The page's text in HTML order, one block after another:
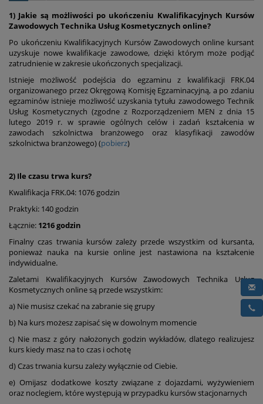
1) Jakie są możliwości po ukończeniu Kwalifikacyjnych Kursów
Zawodowych Technika Usług Kosmetycznych online?
Po ukończeniu Kwalifikacyjnych Kursów Zawodowych online kursant
uzyskuje nowe kwalifikacje zawodowe, dzięki którym może podjąć
zatrudnienie w zakresie ukończonych specjalizacji.
Istnieje możliwość podejścia do egzaminu z kwalifikacji FRK.04
organizowanego przez Okręgową Komisję Egzaminacyjną, a po zdaniu
egzaminów istnieje możliwość uzyskania tytułu zawodowego Technik
Usług Kosmetycznych (zgodne z Rozporządzeniem MEN z dnia 15
lutego 2019 r. w sprawie ogólnych celów i zadań kształcenia w
zawodach szkolnictwa branżowego oraz klasyfikacji zawodów
szkolnictwa branżowego) (pobierz)
2) Ile czasu trwa kurs?
Kwalifikacja FRK.04: 1076 godzin
Praktyki: 140 godzin
Łącznie: 1216 godzin
Finalny czas trwania kursów zależy przede wszystkim od kursanta,
ponieważ nauka na kursie online jest nastawiona na kształcenie
indywidualne.
Zaletami Kwalifikacyjnych Kursów Zawodowych Technika Usług
Kosmetycznych online są przede wszystkim:
a) Nie musisz czekać na zabranie się grupy
b) Na kurs możesz zapisać się w dowolnym momencie
c) Nie masz z góry nałożonych godzin wykładów, dlatego realizujesz
kurs kiedy masz na to czas i ochotę
d) Czas trwania kursu zależy wyłącznie od Ciebie.
e) Omijasz dodatkowe koszty związane z dojazdami, wyżywieniem
oraz noclegiem, które występują w przypadku kursów stacjonarnych